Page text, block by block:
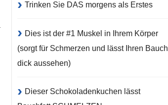
Trinken Sie DAS morgens als Erstes
Dies ist der #1 Muskel in Ihrem Körper
(sorgt für Schmerzen und lässt Ihren Bauch
dick aussehen)
Dieser Schokoladenkuchen lässt